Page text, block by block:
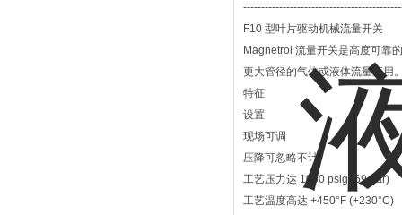
F10 型叶片驱动机械流量开关
Magnetrol 流量开关是高度可靠
更大管径的气体或液体流量应用
特征
设置
现场可调
压降可忽略不计
工艺压力达 1000 psig (69 bar)
工艺温度高达 +450°F (+230°C)